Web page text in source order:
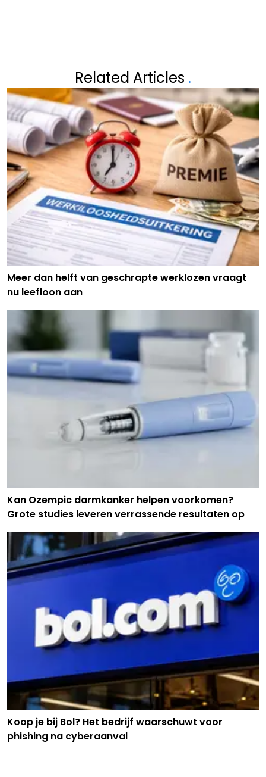
Related Articles .
Meer dan helft van geschrapte werklozen vraagt
nu leefloon aan
Kan Ozempic darmkanker helpen voorkomen?
Grote studies leveren verrassende resultaten op
Koop je bij Bol? Het bedrijf waarschuwt voor
phishing na cyberaanval